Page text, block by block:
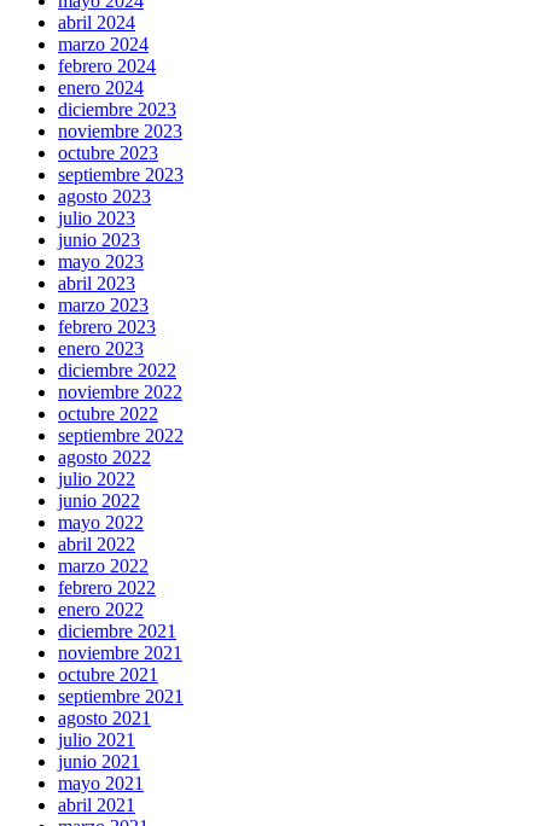
abril 2024
marzo 2024
febrero 2024
enero 2024
diciembre 2023
noviembre 2023
octubre 2023
septiembre 2023
agosto 2023
julio 2023
junio 2023
mayo 2023
abril 2023
marzo 2023
febrero 2023
enero 2023
diciembre 2022
noviembre 2022
octubre 2022
septiembre 2022
agosto 2022
julio 2022
junio 2022
mayo 2022
abril 2022
marzo 2022
febrero 2022
enero 2022
diciembre 2021
noviembre 2021
octubre 2021
septiembre 2021
agosto 2021
julio 2021
junio 2021
mayo 2021
abril 2021